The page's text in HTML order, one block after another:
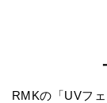
RMKの「UVフ